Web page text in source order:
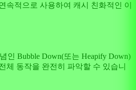
속적으로 사용하여 캐시 친화적인 이
인 Bubble Down(또는 Heapify Down)
체 동작을 완전히 파악할 수 있습니